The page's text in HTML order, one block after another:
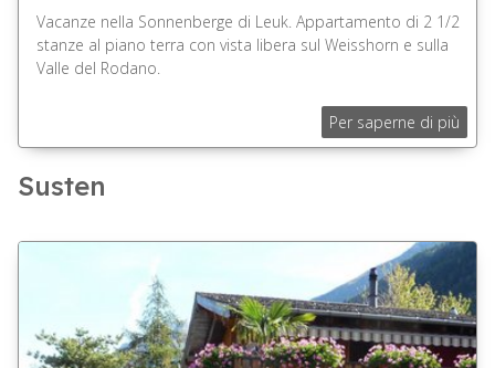
Vacanze nella Sonnenberge di Leuk. Appartamento di 2 1/2
stanze al piano terra con vista libera sul Weisshorn e sulla
Valle del Rodano.
Per saperne di più
Susten